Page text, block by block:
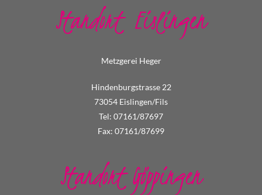
Standort Eislingen
Metzgerei Heger
Hindenburgstrasse 22
73054 Eislingen/Fils
Tel: 07161/87697
Fax: 07161/87699
Standort Göppingen